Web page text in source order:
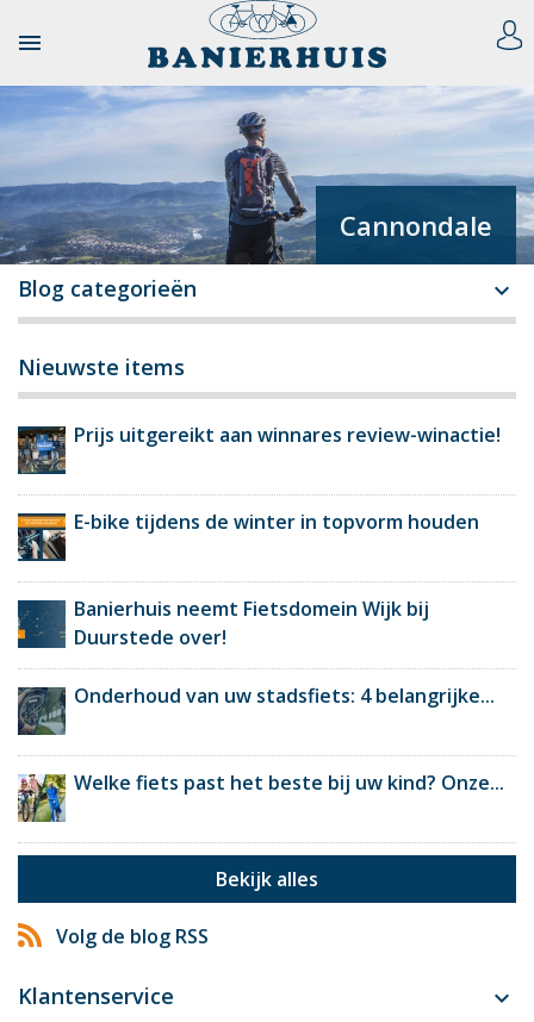

Cannondale
Blog categorieën 
Nieuwste items
Prijs uitgereikt aan winnares review-winactie!
E-bike tijdens de winter in topvorm houden
Banierhuis neemt Fietsdomein Wijk bij
Duurstede over!
Onderhoud van uw stadsfiets: 4 belangrijke...
Welke fiets past het beste bij uw kind? Onze...
Bekijk alles
Volg de blog RSS
Klantenservice 